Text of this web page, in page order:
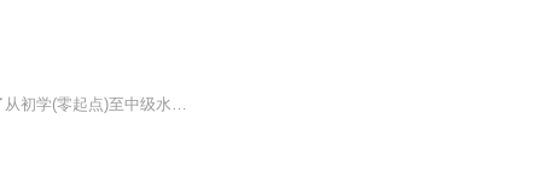
书中150首乐曲都是作者根据孩子们和家长们所熟悉和喜爱的歌曲编配而成的钢琴曲，涵盖了从初学(零起点)至中级水平(约车尔尼299)的程度，可以伴随大多数孩子从初学开始约四、五年的使用时间。 编曲以简单、规范、易弹、好听为原则，全部带有歌词，亦弹亦唱。 书中乐曲是以弹奏方法作为一条线索展开的，每首乐曲之间都具有知识上的连贯性，但并非完全由简至难，因为在每一种弹奏方法中都安排了一些简单乐曲供教学使用。 本书采用大多数教师所熟悉的传统教学系统，融汇各常用教材的优点。以“每首乐曲都有新内容”为前提，将丰富的音乐知识融入150首乐曲中。知识性内容除了可作为教师教学的辅助备课材料外，还可作为家长和孩子们的延伸阅读。